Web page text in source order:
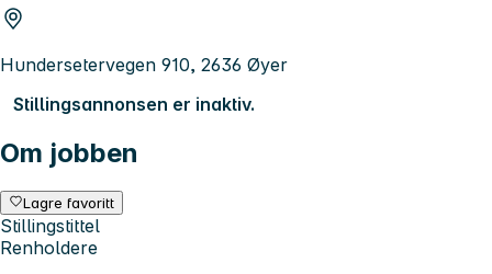
Hundersetervegen 910, 2636 Øyer
Stillingsannonsen er inaktiv.
Om jobben
Lagre favoritt
Stillingstittel
Renholdere